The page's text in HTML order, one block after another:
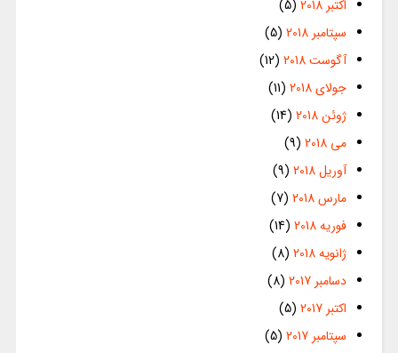
اکتبر 2018
(5)
سپتامبر 2018
(5)
آگوست 2018
(12)
جولای 2018
(11)
ژوئن 2018
(14)
می 2018
(9)
آوریل 2018
(9)
مارس 2018
(7)
فوریه 2018
(14)
ژانویه 2018
(8)
دسامبر 2017
(8)
اکتبر 2017
(5)
سپتامبر 2017
(5)